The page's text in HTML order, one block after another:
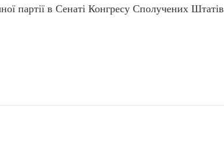
партії в Сенаті Конгресу Сполучених Штатів